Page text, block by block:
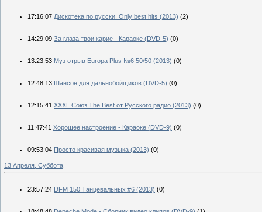
17:16:07 Дискотека по русски. Only best hits (2013) (2)
14:29:09 За глаза твои карие - Караоке (DVD-5) (0)
13:23:53 Муз отрыв Europa Plus №6 50/50 (2013) (0)
12:48:13 Шансон для дальнобойщиков (DVD-5) (0)
12:15:41 XXXL Союз The Best от Русского радио (2013) (0)
11:47:41 Хорошее настроение - Караоке (DVD-9) (0)
09:53:04 Просто красивая музыка (2013) (0)
13 Апреля, Суббота
23:57:24 DFM 150 Танцевальных #6 (2013) (0)